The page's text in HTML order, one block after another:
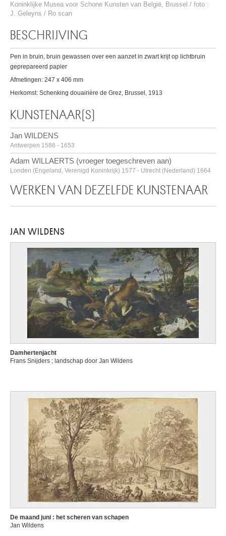
Koninklijke Musea voor Schone Kunsten van België, Brussel / foto :
J. Geleyns / Ro scan
BESCHRIJVING
Pen in bruin, bruin gewassen over een aanzet in zwart krijt op lichtbruin
geprepareerd papier
Afmetingen: 247 x 406 mm
Herkomst: Schenking douairière de Grez, Brussel, 1913
KUNSTENAAR(S)
Jan WILDENS
Antwerpen 1586 - 1653
Adam WILLAERTS (vroeger toegeschreven aan)
Londen (Engeland, Verenigd Koninkrijk) 1577 - Utrecht (Nederland) 1664
WERKEN VAN DEZELFDE KUNSTENAAR
JAN WILDENS
Damhertenjacht
Frans Snijders ; landschap door Jan Wildens
De maand juni : het scheren van schapen
Jan Wildens